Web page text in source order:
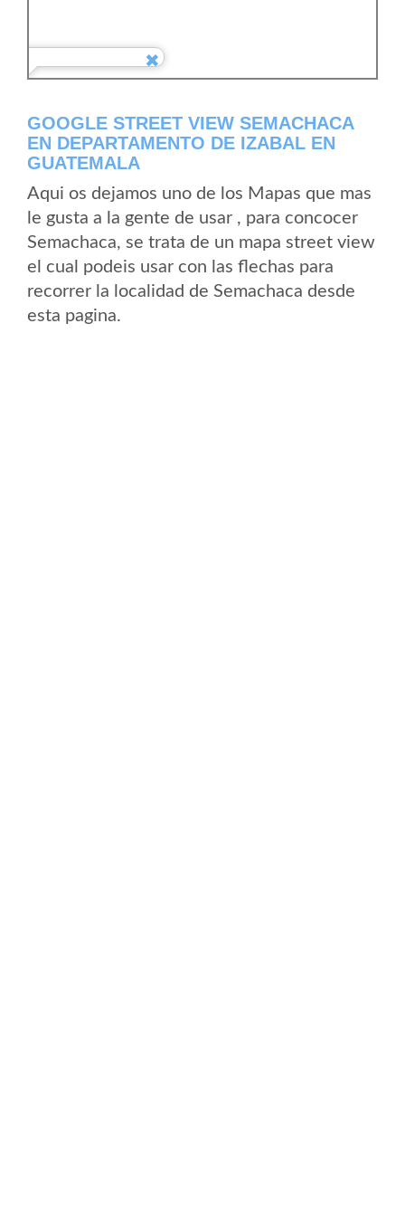
GOOGLE STREET VIEW SEMACHACA
EN DEPARTAMENTO DE IZABAL EN
GUATEMALA
Aqui os dejamos uno de los Mapas que mas
le gusta a la gente de usar , para concocer
Semachaca, se trata de un mapa street view
el cual podeis usar con las flechas para
recorrer la localidad de Semachaca desde
esta pagina.